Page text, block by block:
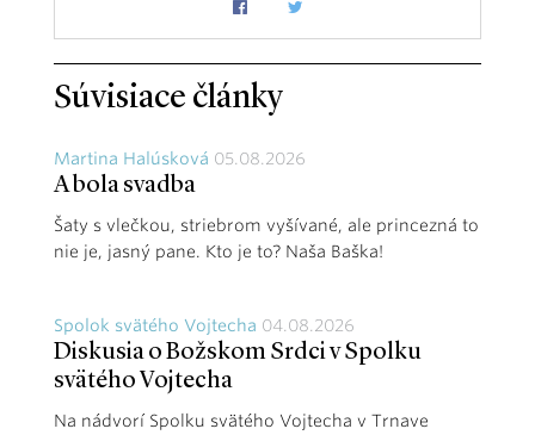
Súvisiace články
Martina Halúsková 05.08.2026
A bola svadba
Šaty s vlečkou, striebrom vyšívané, ale princezná to
nie je, jasný pane. Kto je to? Naša Baška!
Spolok svätého Vojtecha 04.08.2026
Diskusia o Božskom Srdci v Spolku
svätého Vojtecha
Na nádvorí Spolku svätého Vojtecha v Trnave